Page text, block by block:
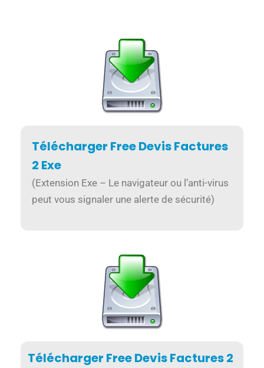
Télécharger Free Devis Factures
2 Exe
(Extension Exe – Le navigateur ou l’anti-virus
peut vous signaler une alerte de sécurité)
Télécharger Free Devis Factures 2